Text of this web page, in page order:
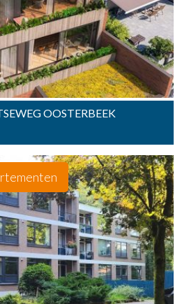
OOSTERBEEK